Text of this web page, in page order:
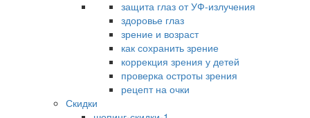
защита глаз от УФ-излучения
здоровье глаз
зрение и возраст
как сохранить зрение
коррекция зрения у детей
проверка остроты зрения
рецепт на очки
Скидки